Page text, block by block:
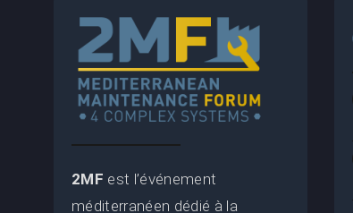
2MF est l’événement
méditerranéen dédié à la